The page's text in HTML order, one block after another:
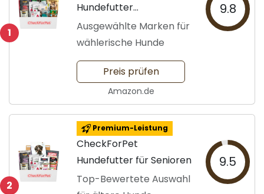
1
Hundefutter
Probierpaket für
Erwachsene
Ausgewählte Marken für
wählerische Hunde
9.8
Preis prüfen
Amazon.de
2
Premium-Leistung
CheckForPet
Hundefutter für Senioren
Top-Bewertete Auswahl
9.5